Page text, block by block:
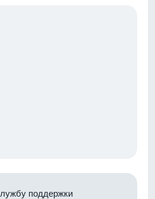
поддержки